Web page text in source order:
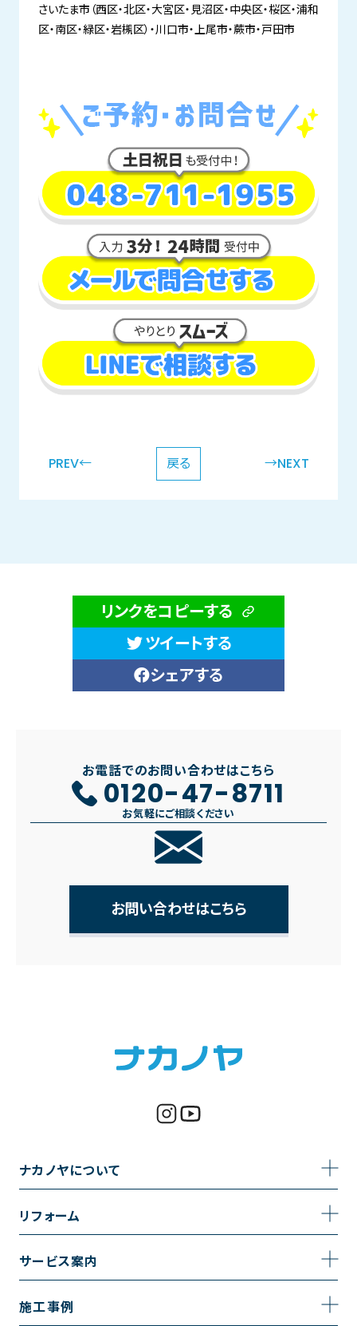
さいたま市（西区・北区・大宮区・見沼区・中央区・桜区・浦和
区・南区・緑区・岩槻区）・川口市・上尾市・蕨市・戸田市
PREV← 戻る →NEXT
リンクをコピーする
ツイートする
シェアする
お電話でのお問い合わせはこちら
0120-47-8711
お気軽にご相談ください
お問い合わせはこちら
ナカノヤについて
採用情報
リフォーム
トイレのリフォーム
サービス案内
サービスの流れ
施工事例